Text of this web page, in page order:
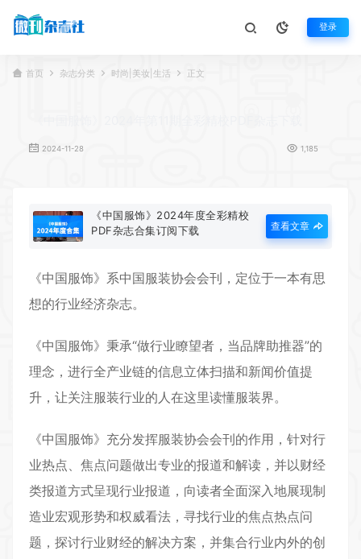
登录
首页 杂志分类 时尚|美妆|生活 正文
2024-11-28 1,185
《中国服饰》2024年度全彩精校
PDF杂志合集订阅下载
查看文章
《中国服饰》系中国服装协会会刊，定位于一本有思
想的行业经济杂志。
《中国服饰》秉承“做行业瞭望者，当品牌助推器”的
理念，进行全产业链的信息立体扫描和新闻价值提
升，让关注服装行业的人在这里读懂服装界。
《中国服饰》充分发挥服装协会会刊的作用，针对行
业热点、焦点问题做出专业的报道和解读，并以财经
类报道方式呈现行业报道，向读者全面深入地展现制
造业宏观形势和权威看法，寻找行业的焦点热点问
题，探讨行业财经的解决方案，并集合行业内外的创